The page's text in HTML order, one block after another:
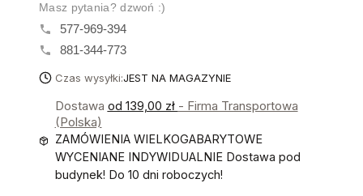
Masz pytania? dzwoń :)
577-969-394
881-344-773
Czas wysyłki:JEST NA MAGAZYNIE
Dostawa od 139,00 zł - Firma Transportowa
(Polska)
ZAMÓWIENIA WIELKOGABARYTOWE
WYCENIANE INDYWIDUALNIE Dostawa pod
budynek! Do 10 dni roboczych!